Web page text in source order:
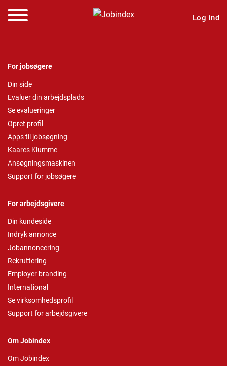
Log ind
For jobsøgere
Din side
Evaluer din arbejdsplads
Se evalueringer
Opret profil
Apps til jobsøgning
Kaares Klumme
Ansøgningsmaskinen
Support for jobsøgere
For arbejdsgivere
Din kundeside
Indryk annonce
Jobannoncering
Rekruttering
Employer branding
International
Se virksomhedsprofil
Support for arbejdsgivere
Om Jobindex
Om Jobindex